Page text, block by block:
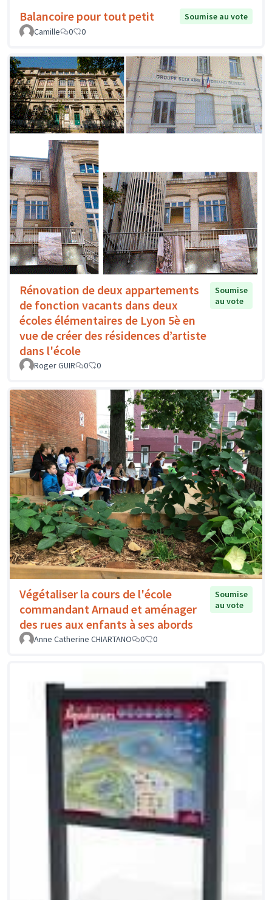
Balancoire pour tout petit
Soumise au vote
Camille
0 0
Rénovation de deux appartements
de fonction vacants dans deux
écoles élémentaires de Lyon 5è en
vue de créer des résidences d’artiste
dans l'école
Soumise
au vote
Roger GUIR 0 0
Végétaliser la cours de l'école
commandant Arnaud et aménager
des rues aux enfants à ses abords
Soumise
au vote
Anne Catherine CHIARTANO 0 0